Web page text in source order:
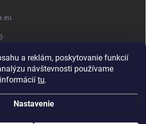
a reklám, poskytovanie funkcií
návštevnosti používame
tu.
Nastavenie